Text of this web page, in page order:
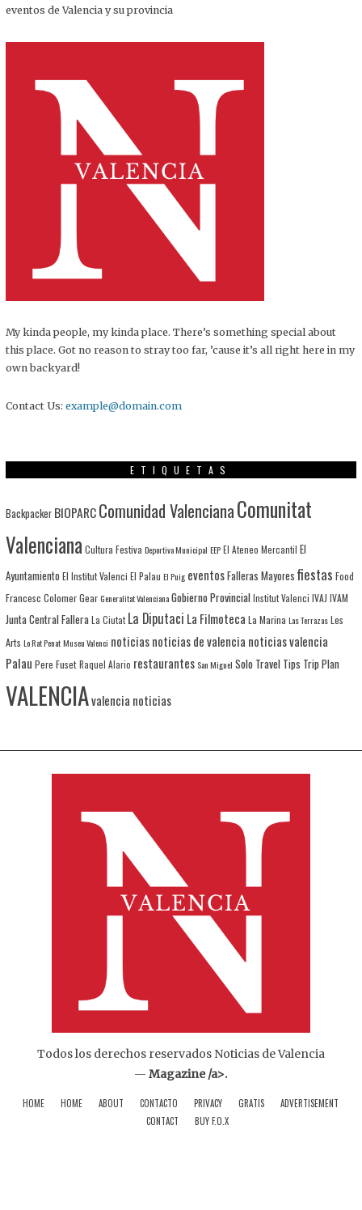
eventos de Valencia y su provincia
My kinda people, my kinda place. There’s something special about
this place. Got no reason to stray too far, ’cause it’s all right here in my
own backyard!
Contact Us: example@domain.com
ETIQUETAS
Backpacker BIOPARCComunidad ValencianaComunitat
Valenciana Cultura Festiva Deportiva Municipal EEP El Ateneo Mercantil El
Ayuntamiento El Institut Valenci El Palau El Puig eventosFalleras Mayoresfiestas Food
Francesc ColomerGear Generalitat Valenciana Gobierno Provincial Institut Valenci IVAJ IVAM
Junta Central Fallera La Ciutat La Diputaci La Filmoteca La Marina Las Terrazas Les
Arts Lo Rat Penat Museu Valenci noticiasnoticias de valencia noticias valencia
Palau Pere Fuset Raquel Alario restaurantes San Miguel Solo Travel Tips Trip Plan
VALENCIAvalencia noticias
Todos los derechos reservados Noticias de Valencia
—Magazine /a>.
HOME HOME ABOUT CONTACTO PRIVACY GRATIS
ADVERTISEMENT
CONTACT
BUY F.O.X